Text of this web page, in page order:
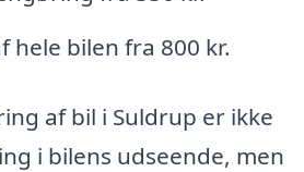
hele bilen fra 800 kr.
af bil i Suldrup er ikke
i bilens udseende, men